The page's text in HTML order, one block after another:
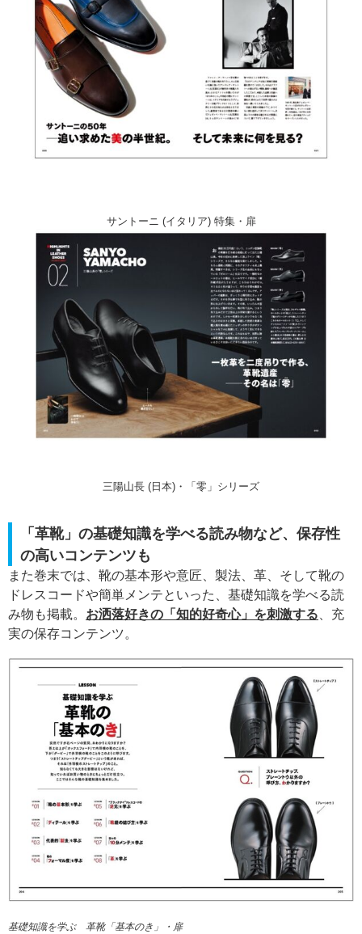
サントーニ (イタリア) 特集・扉
三陽山長 (日本)・「零」シリーズ
「革靴」の基礎知識を学べる読み物など、保存性
の高いコンテンツも
また巻末では、靴の基本形や意匠、製法、革、そして靴の
ドレスコードや簡単メンテといった、基礎知識を学べる読
み物も掲載。 お洒落好きの「知的好奇心」を刺激する 、充
実の保存コンテンツ。
基礎知識を学ぶ 革靴「基本のき」・扉